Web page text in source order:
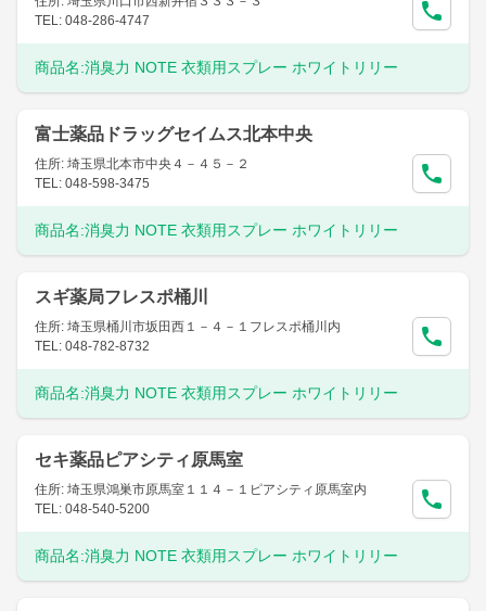
TEL: 048-286-4747
商品名:消臭力 NOTE 衣類用スプレー ホワイトリリー
富士薬品ドラッグセイムス北本中央
住所: 埼玉県北本市中央４－４５－２
TEL: 048-598-3475
商品名:消臭力 NOTE 衣類用スプレー ホワイトリリー
スギ薬局フレスポ桶川
住所: 埼玉県桶川市坂田西１－４－１フレスポ桶川内
TEL: 048-782-8732
商品名:消臭力 NOTE 衣類用スプレー ホワイトリリー
セキ薬品ピアシティ原馬室
住所: 埼玉県鴻巣市原馬室１１４－１ピアシティ原馬室内
TEL: 048-540-5200
商品名:消臭力 NOTE 衣類用スプレー ホワイトリリー